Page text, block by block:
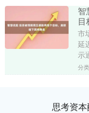
智
目
市
延
示
品
分
思考资